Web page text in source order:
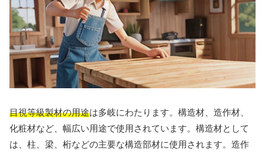
目視等級製材の用途は多岐にわたります。構造材、造作材、
化粧材など、幅広い用途で使用されています。構造材として
は、柱、梁、桁などの主要な構造部材に使用されます。造作